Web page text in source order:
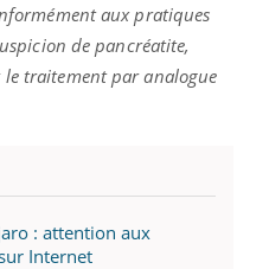
aux pratiques
de pancréatite,
traitement par analogue
: attention aux
Internet